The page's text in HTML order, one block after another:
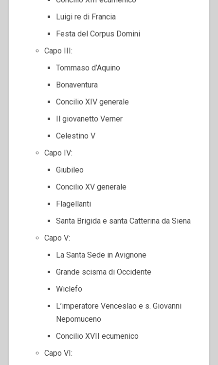
Luigi re di Francia
Festa del Corpus Domini
Capo III:
Tommaso d’Aquino
Bonaventura
Concilio XIV generale
Il giovanetto Verner
Celestino V
Capo IV:
Giubileo
Concilio XV generale
Flagellanti
Santa Brigida e santa Catterina da Siena
Capo V:
La Santa Sede in Avignone
Grande scisma di Occidente
Wiclefo
L’imperatore Venceslao e s. Giovanni
Nepomuceno
Concilio XVII ecumenico
Capo VI: